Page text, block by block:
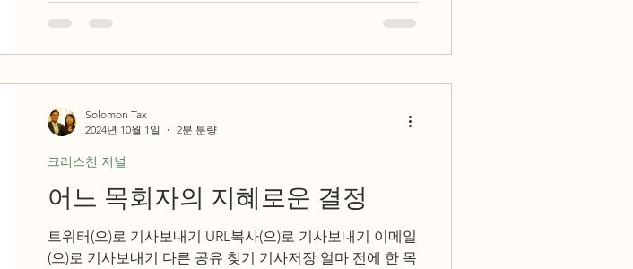
어느 목회자의 지혜로운 결정
트위터(으)로 기사보내기 URL복사(으)로 기사보내기 이메일
(으)로 기사보내기 다른 공유 찾기 기사저장 얼마 전에 한 목
크리스천 저널
Solomon Tax
2024년 10월 1일
2분 분량